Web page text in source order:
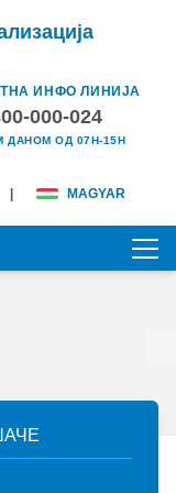
ИНФО ЛИНИЈА
000-024
ДАНОМ ОД 07H-15H
MAGYAR